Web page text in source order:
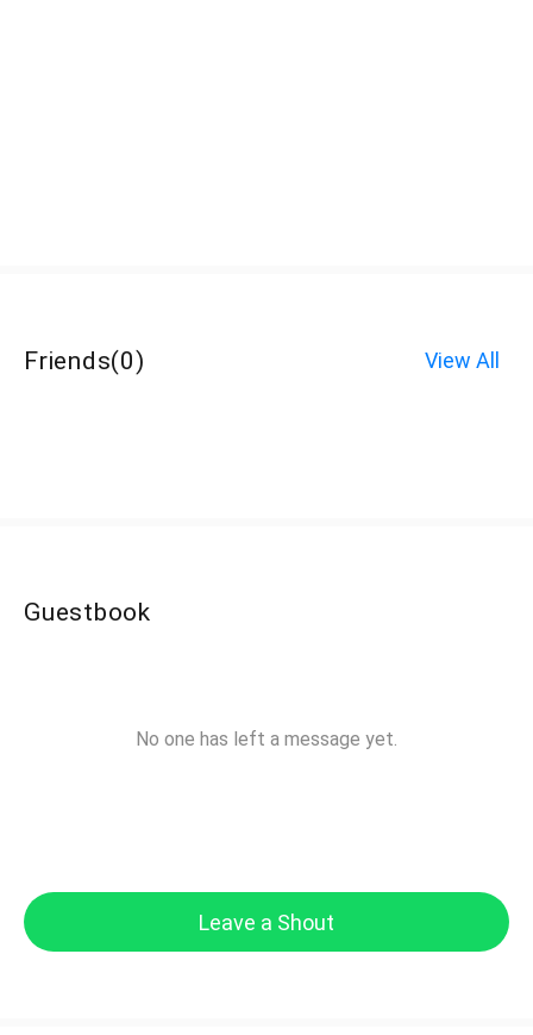
Friends(0) View All
Guestbook
No one has left a message yet.
Leave a Shout